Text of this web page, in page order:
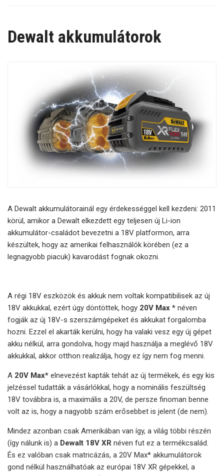
Dewalt akkumulátorok
A Dewalt akkumulátorainál egy érdekességgel kell kezdeni: 2011
körül, amikor a Dewalt elkezdett egy teljesen új Li-ion
akkumulátor-családot bevezetni a 18V platformon, arra
készültek, hogy az amerikai felhasználók körében (ez a
legnagyobb piacuk) kavarodást fognak okozni.
A régi 18V eszközök és akkuk nem voltak kompatibilisek az új
18V akkukkal, ezért úgy döntöttek, hogy 20V Max * néven
fogják az új 18V-s szerszámgépeket és akkukat forgalomba
hozni. Ezzel el akarták kerülni, hogy ha valaki vesz egy új gépet
akku nélkül, arra gondolva, hogy majd használja a meglévő 18V
akkukkal, akkor otthon realizálja, hogy ez így nem fog menni.
A 20V Max* elnevezést kapták tehát az új termékek, és egy kis
jelzéssel tudatták a vásárlókkal, hogy a nominális feszültség
18V továbbra is, a maximális a 20V, de persze finoman benne
volt az is, hogy a nagyobb szám erősebbet is jelent (de nem).
Mindez azonban csak Amerikában van így, a világ többi részén
(így nálunk is) a Dewalt 18V XR néven fut ez a termékcsalád.
És ez valóban csak matricázás, a 20V Max* akkumulátorok
gond nélkül használhatóak az európai 18V XR gépekkel, a